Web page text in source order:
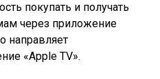
покупать и получать
через приложение
направляет
«Apple TV».